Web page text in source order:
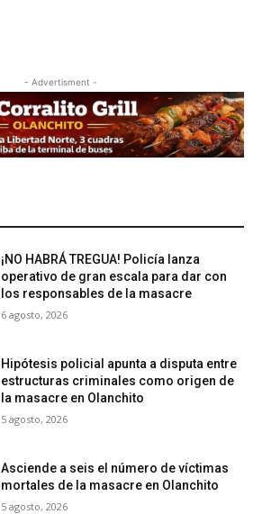
- Advertisment -
¡NO HABRÁ TREGUA! Policía lanza
operativo de gran escala para dar con
los responsables de la masacre
6 agosto, 2026
Hipótesis policial apunta a disputa entre
estructuras criminales como origen de
la masacre en Olanchito
5 agosto, 2026
Asciende a seis el número de víctimas
mortales de la masacre en Olanchito
5 agosto, 2026